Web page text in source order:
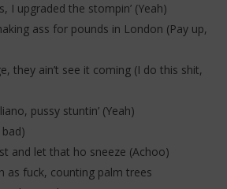
I upgraded the stompin’ (Yeah)
ass for pounds in London (Pay up,
they ain’t see it coming (I do this shit,
pussy stuntin’ (Yeah)
and let that ho sneeze (Achoo)
as fuck, counting palm trees